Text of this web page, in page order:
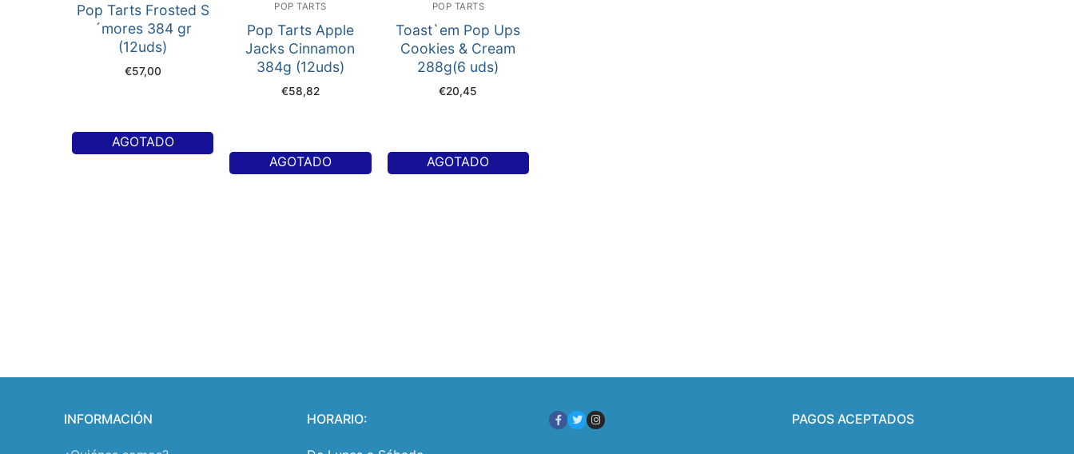
Pop Tarts Frosted S
´mores 384 gr
(12uds)
€57,00
AGOTADO
POP TARTS
Pop Tarts Apple
Jacks Cinnamon
384g (12uds)
€58,82
AGOTADO
POP TARTS
Toast`em Pop Ups
Cookies & Cream
288g(6 uds)
€20,45
AGOTADO
INFORMACIÓN HORARIO: PAGOS ACEPTADOS